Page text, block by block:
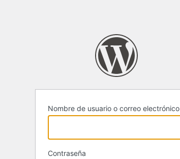
Nombre de usuario o correo electrónico
Contraseña